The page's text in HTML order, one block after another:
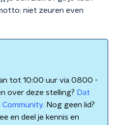
niet zeuren even
tot 10:00 uur via 0800 -
over deze stelling? Dat
Community. Nog geen lid?
en deel je kennis en